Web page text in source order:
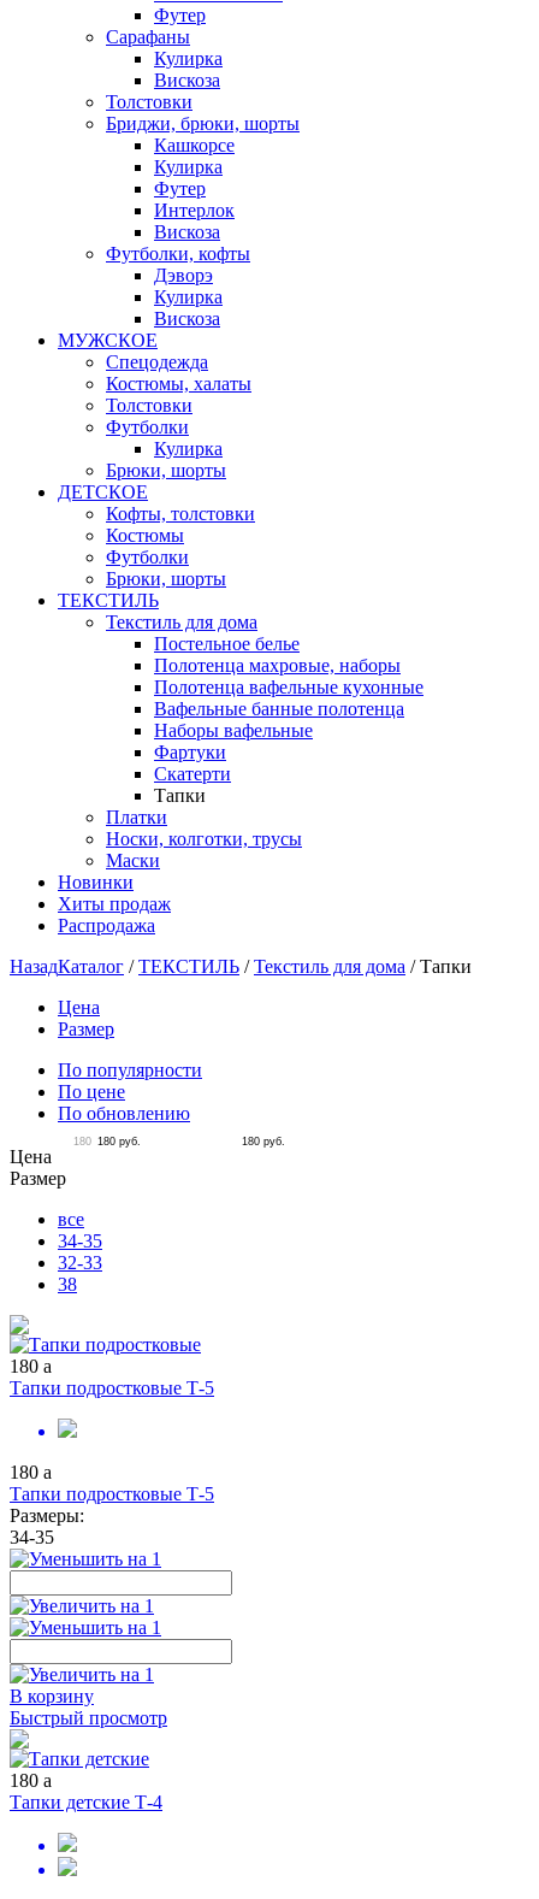
Футер
Сарафаны
Кулирка
Вискоза
Толстовки
Бриджи, брюки, шорты
Кашкорсе
Кулирка
Футер
Интерлок
Вискоза
Футболки, кофты
Дэворэ
Кулирка
Вискоза
МУЖСКОЕ
Спецодежда
Костюмы, халаты
Толстовки
Футболки
Кулирка
Брюки, шорты
ДЕТСКОЕ
Кофты, толстовки
Костюмы
Футболки
Брюки, шорты
ТЕКСТИЛЬ
Текстиль для дома
Постельное белье
Полотенца махровые, наборы
Полотенца вафельные кухонные
Вафельные банные полотенца
Наборы вафельные
Фартуки
Скатерти
Тапки
Платки
Носки, колготки, трусы
Маски
Новинки
Хиты продаж
Распродажа
НазадКаталог /ТЕКСТИЛЬ /Текстиль для дома /Тапки
Цена
Размер
По популярности
По цене
По обновлению
Цена
180 180 руб. 180 руб.
Размер
все
34-35
32-33
38
180 a
Тапки подростковые Т-5
180 a
Тапки подростковые Т-5
Размеры:
34-35
В корзину
Быстрый просмотр
180 a
Тапки детские Т-4